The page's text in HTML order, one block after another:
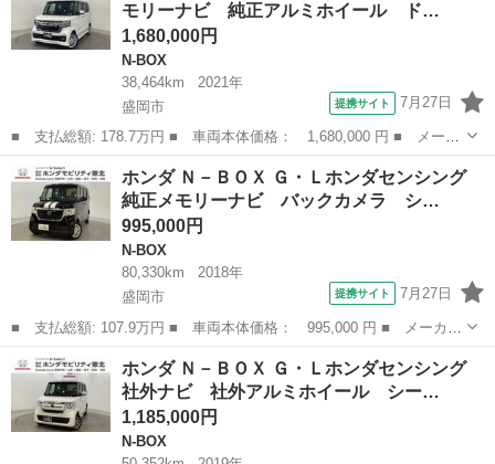
■ 排気量： ...
モリーナビ 純正アルミホイール ド…
1,680,000円
N-BOX
38,464km
2021年
盛岡市
提携サイト 7月27日
■ 支払総額: 178.7万円 ■ 車両本体価格： 1,680,000 円 ■ メーカ
ー名： ホンダ ■ 車種名： Ｎ－ＢＯＸカスタム ■ グレード
名： Ｌターボ 純正メモリーナビ 純正アルミホイール ドライブ
レコーダー ...
岩手 N-BOX
ホンダ Ｎ－ＢＯＸ Ｇ・Ｌホンダセンシング
純正メモリーナビ バックカメラ シ…
995,000円
N-BOX
80,330km
2018年
盛岡市
提携サイト 7月27日
■ 支払総額: 107.9万円 ■ 車両本体価格： 995,000 円 ■ メーカー
名： ホンダ ■ 車種名： Ｎ－ＢＯＸ ■ グレード名： Ｇ・Ｌホ
ンダセンシング 純正メモリーナビ バックカメラ シートヒータ
ー 片側電動...
岩手 N-BOX
ホンダ Ｎ－ＢＯＸ Ｇ・Ｌホンダセンシング
社外ナビ 社外アルミホイール シー…
1,185,000円
N-BOX